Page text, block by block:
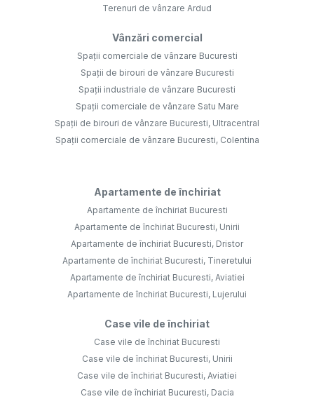
Terenuri de vânzare Ardud
Vânzări comercial
Spații comerciale de vânzare Bucuresti
Spații de birouri de vânzare Bucuresti
Spații industriale de vânzare Bucuresti
Spații comerciale de vânzare Satu Mare
Spații de birouri de vânzare Bucuresti, Ultracentral
Spații comerciale de vânzare Bucuresti, Colentina
Apartamente de închiriat
Apartamente de închiriat Bucuresti
Apartamente de închiriat Bucuresti, Unirii
Apartamente de închiriat Bucuresti, Dristor
Apartamente de închiriat Bucuresti, Tineretului
Apartamente de închiriat Bucuresti, Aviatiei
Apartamente de închiriat Bucuresti, Lujerului
Case vile de închiriat
Case vile de închiriat Bucuresti
Case vile de închiriat Bucuresti, Unirii
Case vile de închiriat Bucuresti, Aviatiei
Case vile de închiriat Bucuresti, Dacia